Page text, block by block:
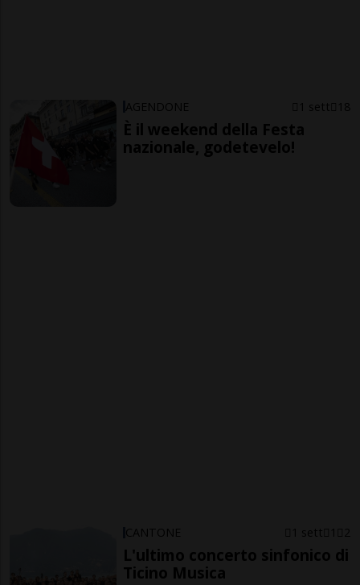
AGENDONE 1 sett 18
È il weekend della Festa
nazionale, godetevelo!
CANTONE 1 sett 1 2
L'ultimo concerto sinfonico di
Ticino Musica